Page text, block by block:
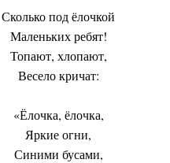
Сколько под ёлочкой
Маленьких ребят!
Топают, хлопают,
Весело кричат:
«Ёлочка, ёлочка,
Яркие огни,
Синими бусами,